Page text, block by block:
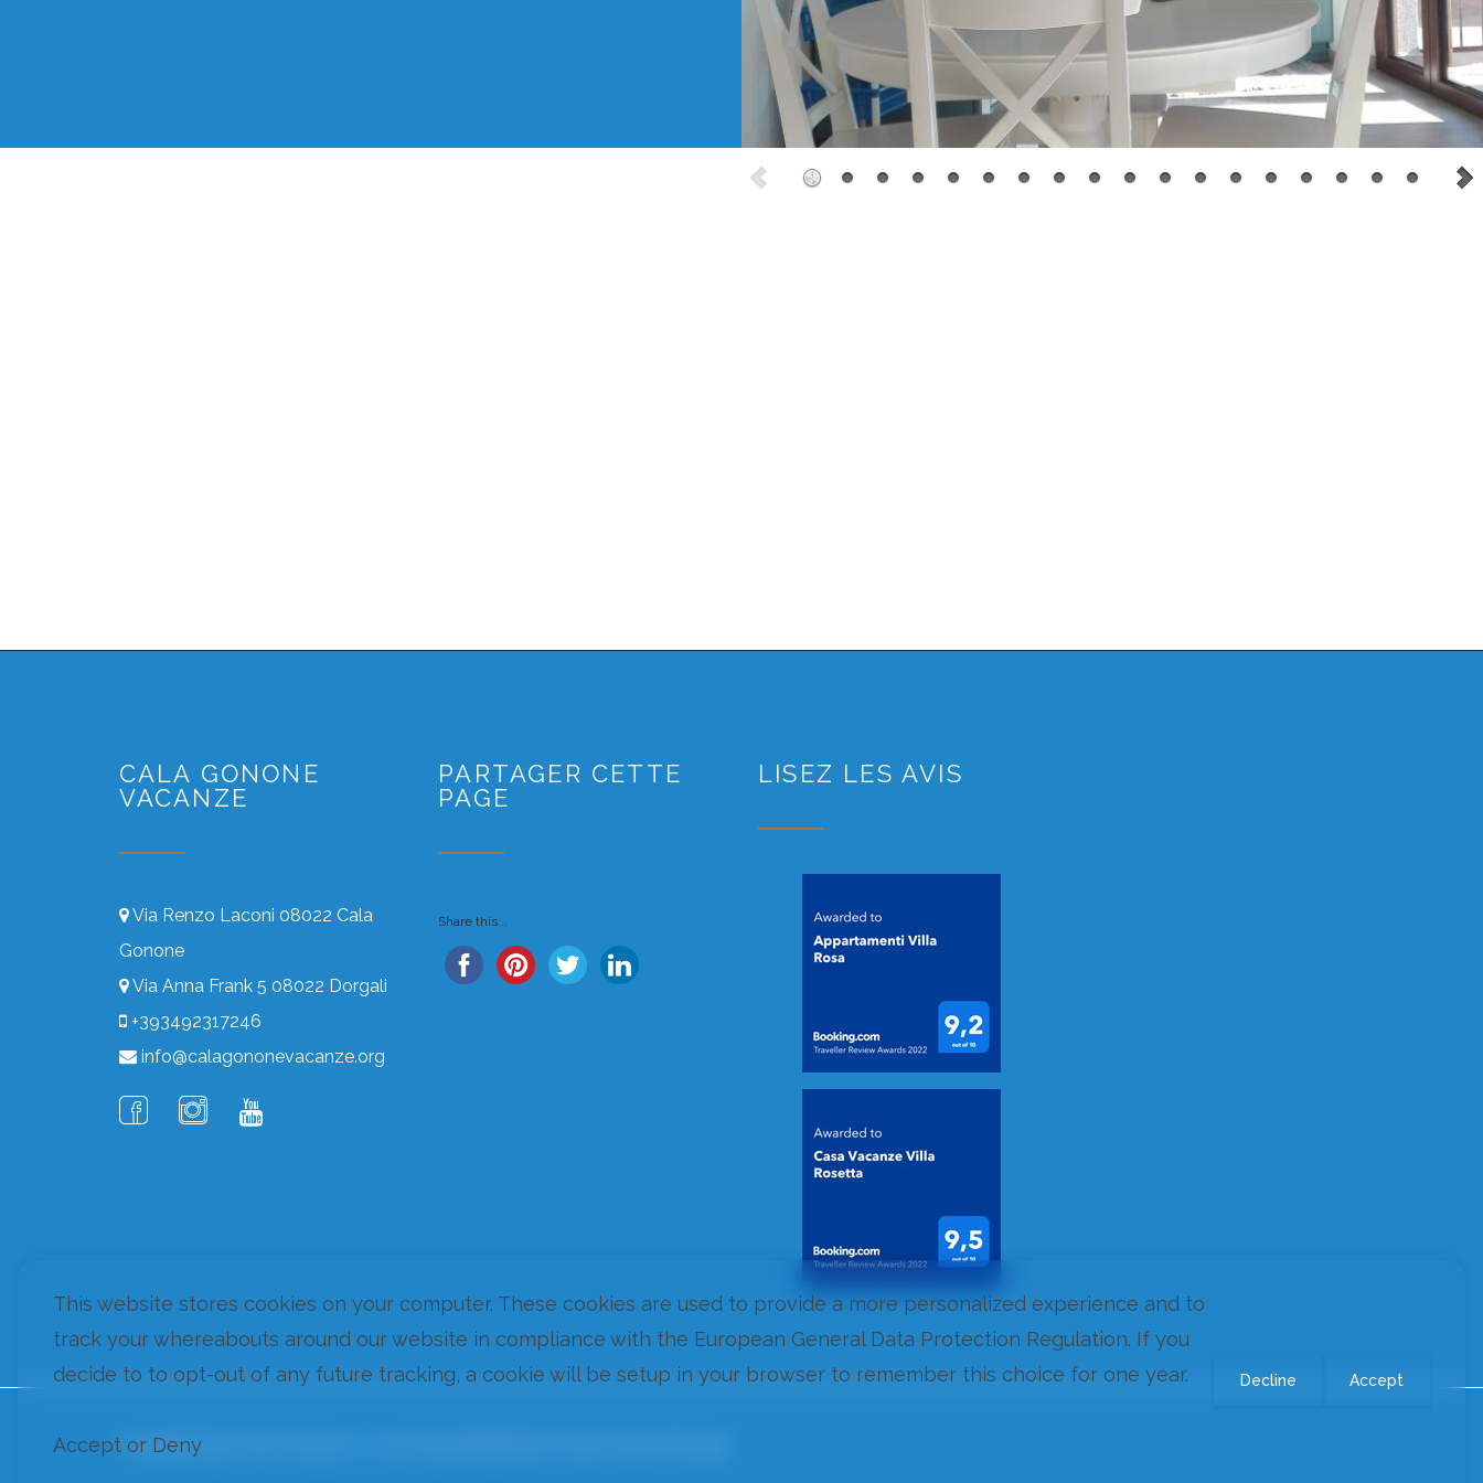
CALA GONONE
VACANZE
Via Renzo Laconi 08022 Cala
Gonone
Via Anna Frank 5 08022 Dorgali
+393492317246
info@calagononevacanze.org
PARTAGER CETTE
PAGE
Share this...
LISEZ LES AVIS
Copyright Cala Gonone Vacanze - Louer des appartements a Cala Gonone et Dorgali
This website stores cookies on your computer. These cookies are used to provide a more personalized experience and to
track your whereabouts around our website in compliance with the European General Data Protection Regulation. If you
decide to to opt-out of any future tracking, a cookie will be setup in your browser to remember this choice for one year.
Accept or Deny
Decline Accept